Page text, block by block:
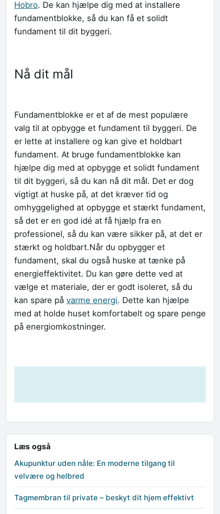
Hobro. De kan hjælpe dig med at installere
fundamentblokke, så du kan få et solidt
fundament til dit byggeri.
Nå dit mål
Fundamentblokke er et af de mest populære
valg til at opbygge et fundament til byggeri. De
er lette at installere og kan give et holdbart
fundament. At bruge fundamentblokke kan
hjælpe dig med at opbygge et solidt fundament
til dit byggeri, så du kan nå dit mål. Det er dog
vigtigt at huske på, at det kræver tid og
omhyggelighed at opbygge et stærkt fundament,
så det er en god idé at få hjælp fra en
professionel, så du kan være sikker på, at det er
stærkt og holdbart.Når du opbygger et
fundament, skal du også huske at tænke på
energieffektivitet. Du kan gøre dette ved at
vælge et materiale, der er godt isoleret, så du
kan spare på varme energi. Dette kan hjælpe
med at holde huset komfortabelt og spare penge
på energiomkostninger.
Læs også
Akupunktur uden nåle: En moderne tilgang til
velvære og helbred
Tagmembran til private – beskyt dit hjem effektivt